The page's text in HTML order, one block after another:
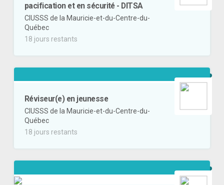
pacification et en sécurité - DITSA
CIUSSS de la Mauricie-et-du-Centre-du-
Québec
18 jours restants
Réviseur(e) en jeunesse
CIUSSS de la Mauricie-et-du-Centre-du-
Québec
18 jours restants